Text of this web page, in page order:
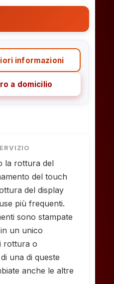
informazioni
a domicilio
la rottura del
del touch
del display
più frequenti.
sono stampate
un unico
rottura o
una di queste
anche le altre